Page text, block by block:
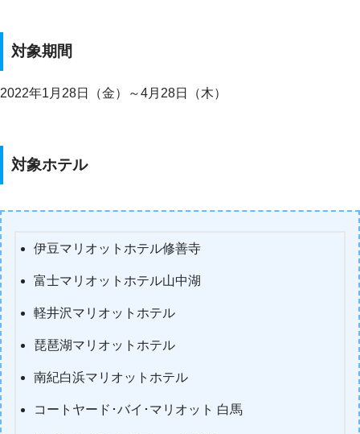
対象期間
2022年1月28日（金）～4月28日（木）
対象ホテル
伊豆マリオットホテル修善寺
富士マリオットホテル山中湖
軽井沢マリオットホテル
琵琶湖マリオットホテル
南紀白浜マリオットホテル
コートヤード･バイ･マリオット 白馬